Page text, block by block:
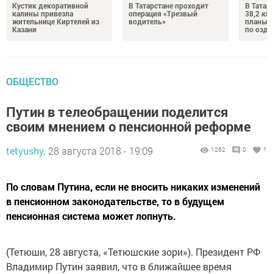
Кустик декоративной
калины привезла
жительнице Киртелей из
Казани
В Татарстане проходит
операция «Трезвый
водитель»
В
38,2 км
планы
по
ОБЩЕСТВО
Путин в телеобращении поделится
своим мнением о пенсионной реформе
tetyushy, 28 августа 2018 - 19:09 1262 0 1
По словам Путина, если не вносить никаких изменений
в пенсионном законодательстве, то в будущем
пенсионная система может лопнуть.
(Тетюши, 28 августа, «Тетюшские зори»). Президент РФ
Владимир Путин заявил, что в ближайшее время